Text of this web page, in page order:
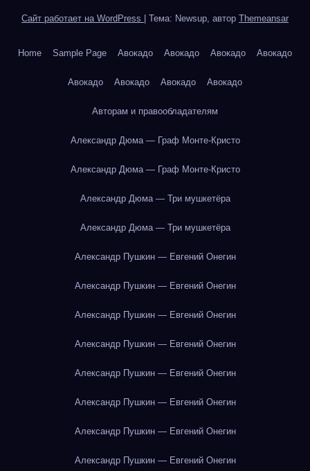
Сайт работает на WordPress | Тема: Newsup, автор Themeansar
Home Sample Page Авокадо Авокадо Авокадо Авокадо
Авокадо Авокадо Авокадо Авокадо
Авторам и правообладателям
Александр Дюма — Граф Монте-Кристо
Александр Дюма — Граф Монте-Кристо
Александр Дюма — Три мушкетёра
Александр Дюма — Три мушкетёра
Александр Пушкин — Евгений Онегин
Александр Пушкин — Евгений Онегин
Александр Пушкин — Евгений Онегин
Александр Пушкин — Евгений Онегин
Александр Пушкин — Евгений Онегин
Александр Пушкин — Евгений Онегин
Александр Пушкин — Евгений Онегин
Александр Пушкин — Евгений Онегин